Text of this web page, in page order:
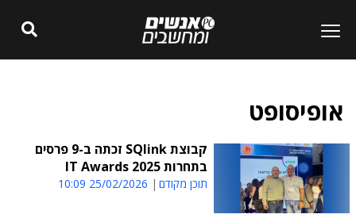
אופיסופט
קבוצת SQlink זכתה ב-9 פרסים
בתחרות IT Awards 2025
תוכן מקודם 25/02/2026 10:09